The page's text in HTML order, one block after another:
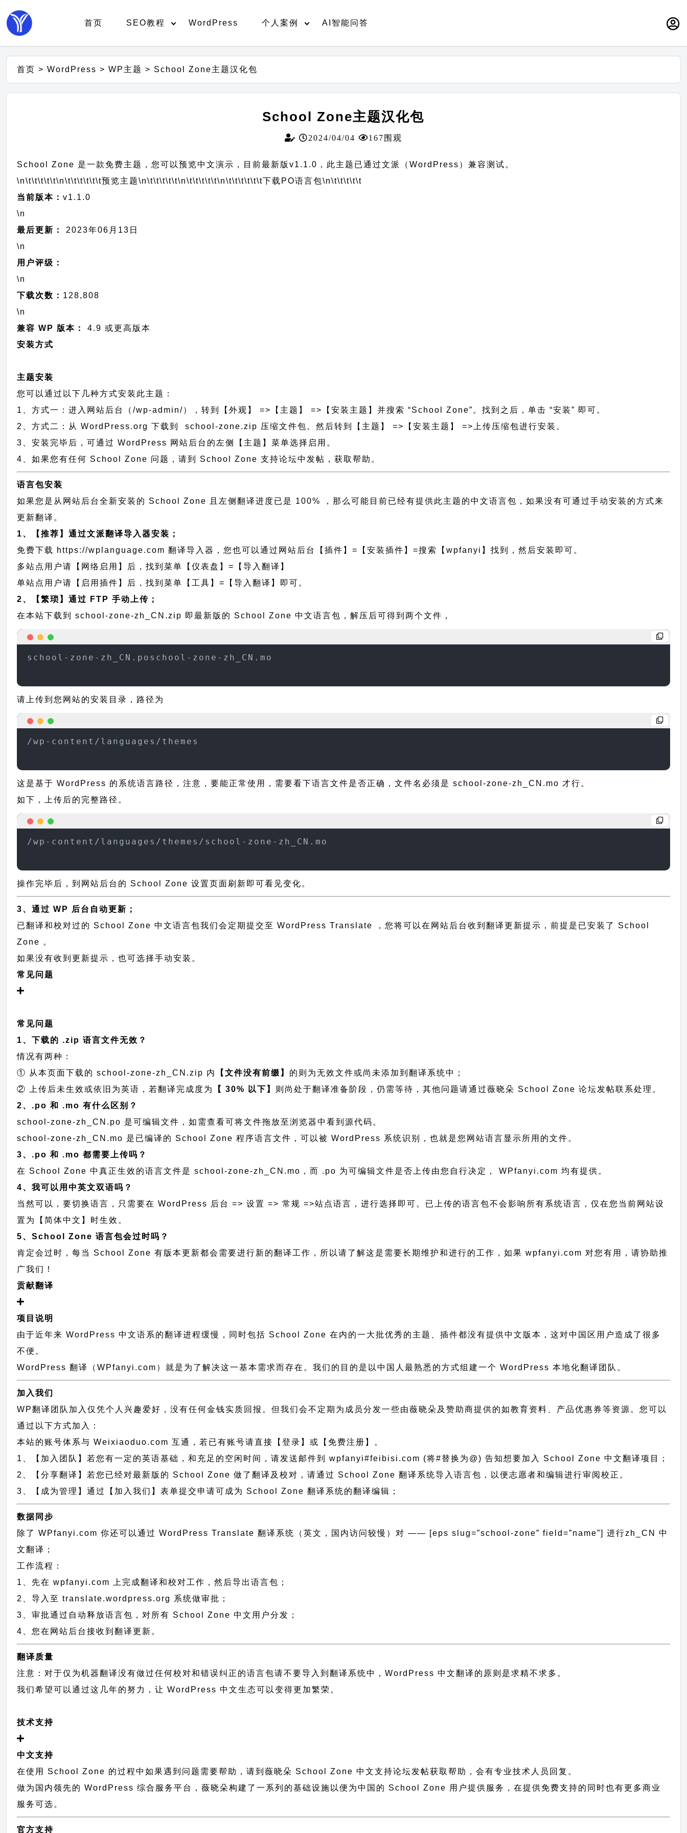
首页 SEO教程 WordPress 个人案例 AI智能问答
首页 >WordPress >WP主题 > School Zone主题汉化包
School Zone主题汉化包
2024/04/04 167围观
School Zone 是一款免费主题，您可以预览中文演示，目前最新版v1.1.0，此主题已通过文派（WordPress）兼容测试。
\n\t\t\t\t\t\n\t\t\t\t\t\t预览主题\n\t\t\t\t\t\n\t\t\t\t\t\n\t\t\t\t\t\t下载PO语言包\n\t\t\t\t\t
当前版本：v1.1.0
\n
最后更新：
2023年06月13日
\n
用户评级：
\n
下载次数： 128,808
\n
兼容 WP 版本：
4.9 或更高版本
安装方式
主题安装
您可以通过以下几种方式安装此主题：
1、方式一：进入网站后台（/wp-admin/），转到【外观】 =>【主题】 =>【安装主题】并搜索 “School Zone”。找到之后，单击 “安装” 即可。
2、方式二：从 WordPress.org 下载到 school-zone.zip 压缩文件包。然后转到【主题】 =>【安装主题】 =>上传压缩包进行安装。
3、安装完毕后，可通过 WordPress 网站后台的左侧【主题】菜单选择启用。
4、如果您有任何 School Zone 问题，请到 School Zone 支持论坛中发帖，获取帮助。
语言包安装
如果您是从网站后台全新安装的 School Zone 且左侧翻译进度已是 100% ，那么可能目前已经有提供此主题的中文语言包，如果没有可通过手动安装的方式来
更新翻译。
1、【推荐】通过文派翻译导入器安装；
免费下载 https://wplanguage.com 翻译导入器，您也可以通过网站后台【插件】=【安装插件】=搜索【wpfanyi】找到，然后安装即可。
多站点用户请【网络启用】后，找到菜单【仪表盘】=【导入翻译】
单站点用户请【启用插件】后，找到菜单【工具】=【导入翻译】即可。
2、【繁琐】通过 FTP 手动上传；
在本站下载到school-zone-zh_CN.zip 即最新版的 School Zone 中文语言包，解压后可得到两个文件，
school-zone-zh_CN.poschool-zone-zh_CN.mo
请上传到您网站的安装目录，路径为
/wp-content/languages/themes
这是基于 WordPress 的系统语言路径，注意，要能正常使用，需要看下语言文件是否正确，文件名必须是 school-zone-zh_CN.mo 才行。
如下，上传后的完整路径。
/wp-content/languages/themes/school-zone-zh_CN.mo
操作完毕后，到网站后台的 School Zone 设置页面刷新即可看见变化。
3、通过 WP 后台自动更新；
已翻译和校对过的 School Zone 中文语言包我们会定期提交至 WordPress Translate ，您将可以在网站后台收到翻译更新提示，前提是已安装了 School
Zone 。
如果没有收到更新提示，也可选择手动安装。
常见问题
常见问题
1、下载的 .zip 语言文件无效？
情况有两种：
① 从本页面下载的 school-zone-zh_CN.zip 内
【文件没有前缀】 的则为无效文件或尚未添加到翻译系统中；
② 上传后未生效或依旧为英语，若翻译完成度为
【 30% 以下】 则尚处于翻译准备阶段，仍需等待，其他问题请通过薇晓朵 School Zone 论坛发帖联系处理。
2、.po 和 .mo 有什么区别？
school-zone-zh_CN.po 是可编辑文件，如需查看可将文件拖放至浏览器中看到源代码。
school-zone-zh_CN.mo 是已编译的 School Zone 程序语言文件，可以被 WordPress 系统识别，也就是您网站语言显示所用的文件。
3、.po 和 .mo 都需要上传吗？
在 School Zone 中真正生效的语言文件是 school-zone-zh_CN.mo，而 .po 为可编辑文件是否上传由您自行决定， WPfanyi.com 均有提供。
4、我可以用中英文双语吗？
当然可以，要切换语言，只需要在 WordPress 后台 => 设置 => 常规 =>站点语言，进行选择即可。已上传的语言包不会影响所有系统语言，仅在您当前网站设
置为【简体中文】时生效。
5、School Zone 语言包会过时吗？
肯定会过时，每当 School Zone 有版本更新都会需要进行新的翻译工作，所以请了解这是需要长期维护和进行的工作，如果 wpfanyi.com 对您有用，请协助推
广我们！
贡献翻译
项目说明
由于近年来 WordPress 中文语系的翻译进程缓慢，同时包括 School Zone 在内的一大批优秀的主题、插件都没有提供中文版本，这对中国区用户造成了很多
不便。
WordPress 翻译（WPfanyi.com） 就是为了解决这一基本需求而存在。我们的目的是以中国人最熟悉的方式组建一个 WordPress 本地化翻译团队。
加入我们
WP翻译团队加入仅凭个人兴趣爱好，没有任何金钱实质回报。但我们会不定期为成员分发一些由薇晓朵及赞助商提供的如教育资料、产品优惠券等资源。您可以
通过以下方式加入：
本站的账号体系与Weixiaoduo.com 互通，若已有账号请直接【登录】或【免费注册】。
1、【加入团队】若您有一定的英语基础，和充足的空闲时间，请发送邮件到 wpfanyi#feibisi.com (将#替换为@) 告知想要加入 School Zone 中文翻译项目；
2、【分享翻译】若您已经对最新版的 School Zone 做了翻译及校对，请通过 School Zone 翻译系统导入语言包，以便志愿者和编辑进行审阅校正。
3、【成为管理】通过【加入我们】表单提交申请可成为 School Zone 翻译系统的翻译编辑；
数据同步
除了 WPfanyi.com 你还可以通过WordPress Translate 翻译系统（英文，国内访问较慢）对 —— [eps slug=”school-zone” field=”name”]进行zh_CN
中
文翻译；
工作流程：
1、先在 wpfanyi.com 上完成翻译和校对工作，然后导出语言包；
2、导入至 translate.wordpress.org 系统做审批；
3、审批通过自动释放语言包，对所有 School Zone 中文用户分发；
4、您在网站后台接收到翻译更新。
翻译质量
注意：对于仅为机器翻译没有做过任何校对和错误纠正的语言包请不要导入到翻译系统中，WordPress 中文翻译的原则 是求精不求多。
我们希望可以通过这几年的努力，让 WordPress 中文生态可以变得更加繁荣。
技术支持
中文支持
在使用 School Zone 的过程中如果遇到问题需要帮助，请到薇晓朵 School Zone 中文支持论坛发帖获取帮助，会有专业技术人员回复。
做为国内领先的 WordPress 综合服务平台，薇晓朵构建了一系列的基础设施以便为中国的 School Zone 用户提供服务，在提供免费支持的同时也有更多商业
服务可选。
官方支持